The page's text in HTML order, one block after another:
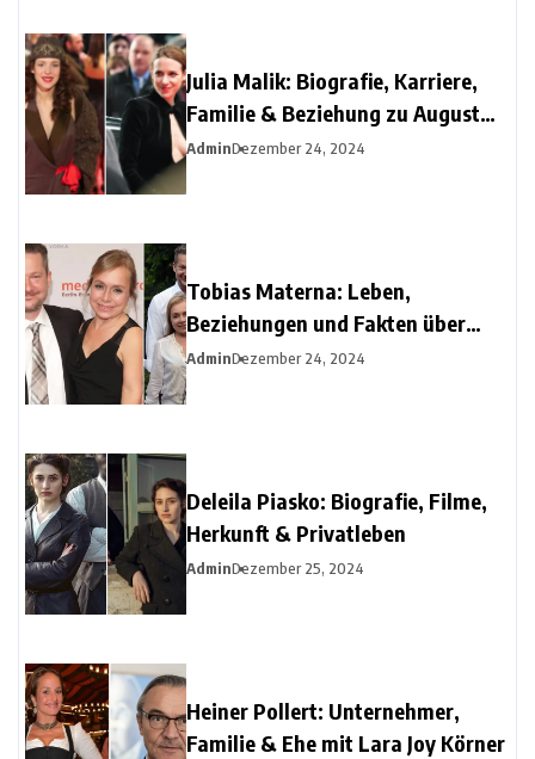
Julia Malik: Biografie, Karriere,
Familie & Beziehung zu August
Diehl
AdminDezember 24, 2024
Tobias Materna: Leben,
Beziehungen und Fakten über
Christine Urspruchs Ex-Ehemann
AdminDezember 24, 2024
Deleila Piasko: Biografie, Filme,
Herkunft & Privatleben
AdminDezember 25, 2024
Heiner Pollert: Unternehmer,
Familie & Ehe mit Lara Joy Körner